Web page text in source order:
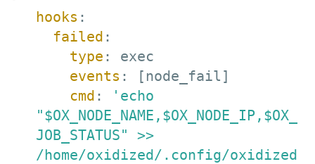
hooks :
failed :
type : exec
events : [node_fail]
cmd :
'echo
"$OX_NODE_NAME,$OX_NODE_IP,$OX_
JOB_STATUS" >>
/home/oxidized/.config/oxidized